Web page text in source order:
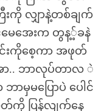
ကို လျှာနဲ့တစ်ချက်
မေအေးက တွန့့်ခနဲ
ာင်းကိုစေ့ကာ အဖုတ်
ာ.. ဘာလုပ်တာလ
ာမှမပြောပဲ ပေါင်
တ်ကို ပြန်လျက်နေ